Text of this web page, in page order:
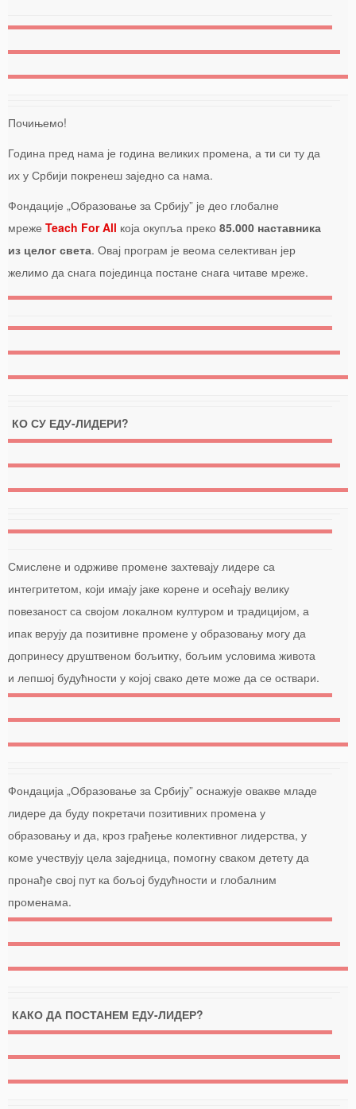
Почињемо!
Година пред нама је година великих промена, а ти си ту да
их у Србији покренеш заједно са нама.
Фондације „Образовање за Србију” је део глобалне
мреже Teach For All која окупља преко 85.000 наставника
из целог света. Овај програм је веома селективан јер
желимо да снага појединца постане снага читаве мреже.
КО СУ ЕДУ-ЛИДЕРИ?
Смислене и одрживе промене захтевају лидере са
интегритетом, који имају јаке корене и осећају велику
повезаност са својом локалном културом и традицијом, а
ипак верују да позитивне промене у образовању могу да
допринесу друштвеном бољитку, бољим условима живота
и лепшој будућности у којој свако дете може да се оствари.
Фондација „Образовање за Србију” оснажује овакве младе
лидере да буду покретачи позитивних промена у
образовању и да, кроз грађење колективног лидерства, у
коме учествују цела заједница, помогну сваком детету да
пронађе свој пут ка бољој будућности и глобалним
променама.
КАКО ДА ПОСТАНЕМ ЕДУ-ЛИДЕР?